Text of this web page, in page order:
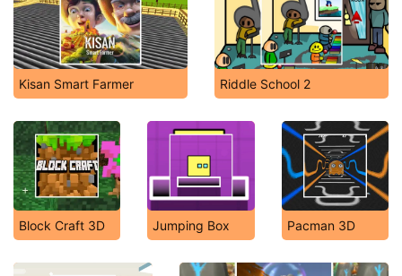
Kisan Smart Farmer Riddle School 2
Block Craft 3D Jumping Box Pacman 3D